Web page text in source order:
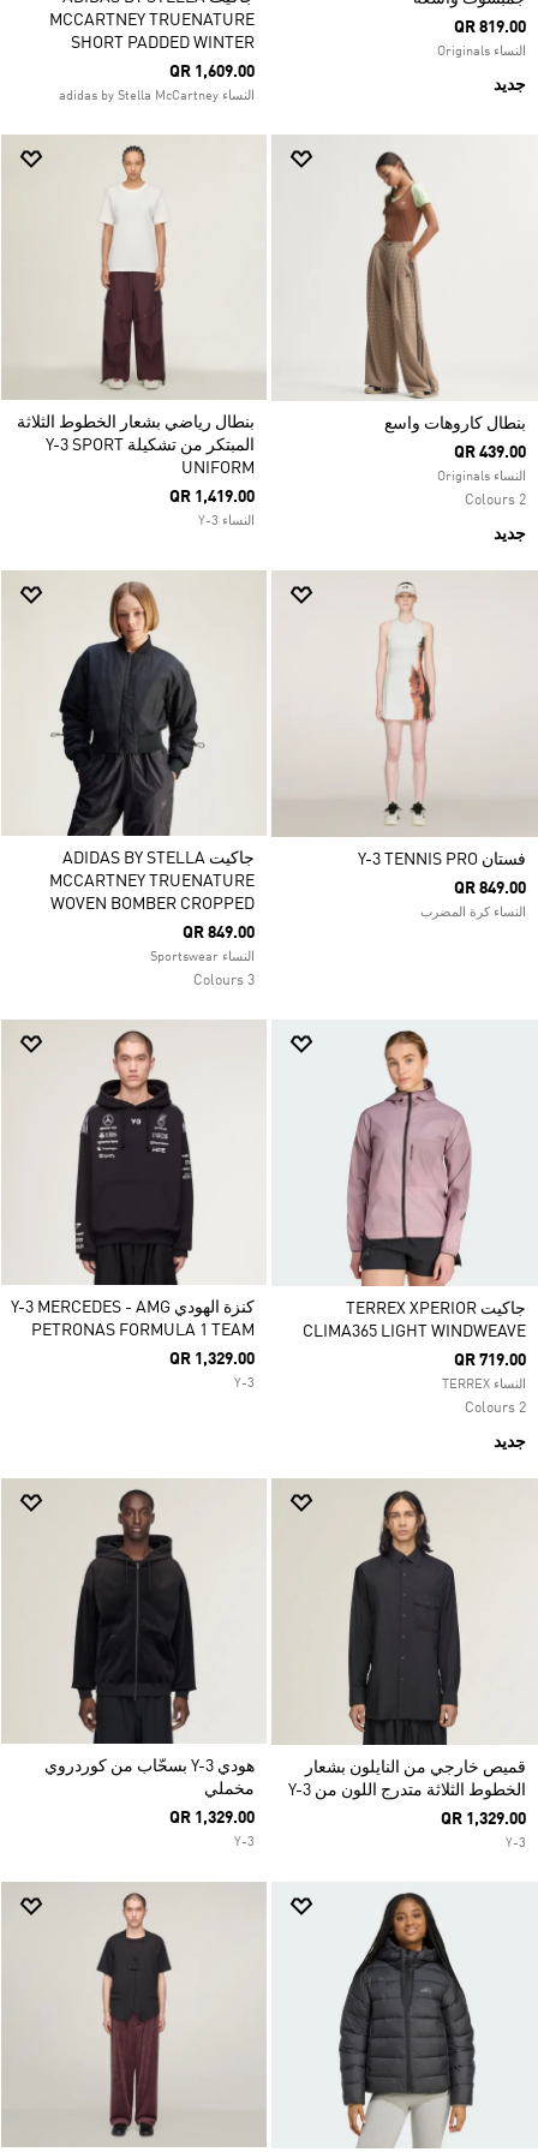
QR 819.00
النساء Originals
جديد
MCCARTNEY TRUENATURE
SHORT PADDED WINTER
QR 1,609.00
النساء adidas by Stella McCartney
بنطال كاروهات واسع
QR 439.00
النساء Originals
2 Colours
جديد
بنطال رياضي بشعار الخطوط الثلاثة
المبتكر من تشكيلة Y-3 SPORT
UNIFORM
QR 1,419.00
النساء Y-3
فستان Y-3 TENNIS PRO
QR 849.00
النساء كرة المضرب
جاكيت ADIDAS BY STELLA
MCCARTNEY TRUENATURE
WOVEN BOMBER CROPPED
QR 849.00
النساء Sportswear
3 Colours
جاكيت TERREX XPERIOR
CLIMA365 LIGHT WINDWEAVE
QR 719.00
النساء TERREX
2 Colours
جديد
كنزة الهودي Y-3 MERCEDES - AMG
PETRONAS FORMULA 1 TEAM
QR 1,329.00
Y-3
قميص خارجي من النايلون بشعار
الخطوط الثلاثة متدرج اللون من Y-3
QR 1,329.00
Y-3
هودي Y-3 بسحّاب من كوردروي
مخملي
QR 1,329.00
Y-3